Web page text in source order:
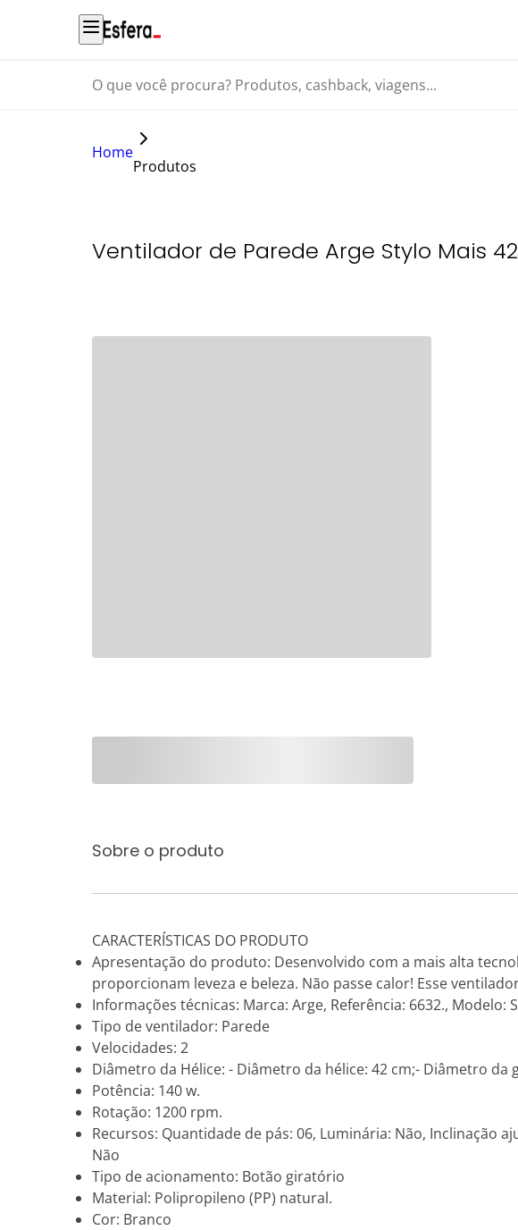
O que você procura? Produtos, cashback, viagens...
Home
Produtos
Ventilador de Parede Arge Stylo Mais
Sobre o produto
CARACTERÍSTICAS DO PRODUTO
Apresentação do produto: Desenvolvido com a mais alta
proporcionam leveza e beleza. Não passe calor! Esse
Informações técnicas: Marca: Arge, Referência: 6632., Modelo:
Tipo de ventilador: Parede
Velocidades: 2
Diâmetro da Hélice: - Diâmetro da hélice: 42 cm;- Diâmetro da
Potência: 140 w.
Rotação: 1200 rpm.
Recursos: Quantidade de pás: 06, Luminária: Não, Inclinação
Não
Tipo de acionamento: Botão giratório
Material: Polipropileno (PP) natural.
Cor: Branco